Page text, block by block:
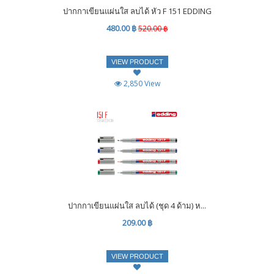
ปากกาเขียนแผ่นใส ลบได้ หัว F 151 EDDING
480.00 ฿520.00 ฿
VIEW PRODUCT
2,850 View
ปากกาเขียนแผ่นใส ลบได้ (ชุด 4 ด้าม) ห...
209.00 ฿
VIEW PRODUCT